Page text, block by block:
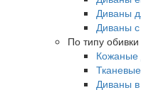
Диваны
Диваны
По типу обивки
Кожаные
Диваны в